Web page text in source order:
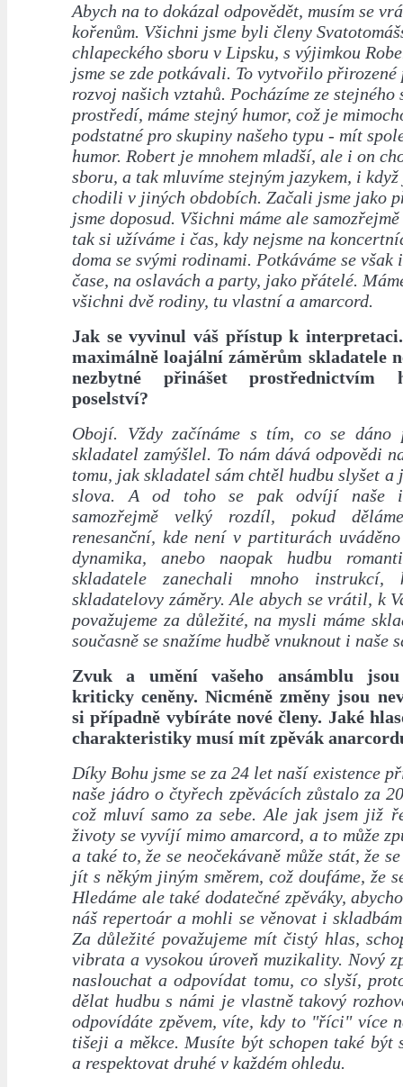
Abych na to dokázal odpovědět, musím se
kořenům. Všichni jsme byli členy
chlapeckého sboru v Lipsku, s výjimkou
jsme se zde potkávali. To vytvořilo
rozvoj našich vztahů. Pocházíme ze
prostředí, máme stejný humor, což je
podstatné pro skupiny našeho typu - mít
humor. Robert je mnohem mladší, ale i on
sboru, a tak mluvíme stejným jazykem, i
chodili v jiných obdobích. Začali jsme jako
jsme doposud. Všichni máme ale
tak si užíváme i čas, kdy nejsme na
doma se svými rodinami. Potkáváme se však
čase, na oslavách a party, jako přátelé.
všichni dvě rodiny, tu vlastní a amarcord.
Jak se vyvinul váš přístup k
maximálně loajální záměrům skladatele
nezbytné přinášet prostřednictvím
poselství?
Obojí. Vždy začínáme s tím, co se
skladatel zamýšlel. To nám dává odpovědi
tomu, jak skladatel sám chtěl hudbu slyšet
slova. A od toho se pak odvíjí naše
samozřejmě velký rozdíl, pokud
renesanční, kde není v partiturách
dynamika, anebo naopak hudbu
skladatele zanechali mnoho instrukcí,
skladatelovy záměry. Ale abych se vrátil, k
považujeme za důležité, na mysli máme
současně se snažíme hudbě vnuknout i naše
Zvuk a umění vašeho ansámblu
kriticky ceněny. Nicméně změny jsou
si případně vybíráte nové členy. Jaké
charakteristiky musí mít zpěvák
Díky Bohu jsme se za 24 let naší existence
naše jádro o čtyřech zpěvácích zůstalo za
což mluví samo za sebe. Ale jak jsem již
životy se vyvíjí mimo amarcord, a to může
a také to, že se neočekávaně může stát, že
jít s někým jiným směrem, což doufáme, že
Hledáme ale také dodatečné zpěváky,
náš repertoár a mohli se věnovat i
Za důležité považujeme mít čistý hlas,
vibrata a vysokou úroveň muzikality. Nový
naslouchat a odpovídat tomu, co slyší,
dělat hudbu s námi je vlastně takový
odpovídáte zpěvem, víte, kdy to "říci" více
tišeji a měkce. Musíte být schopen také být
a respektovat druhé v každém ohledu.